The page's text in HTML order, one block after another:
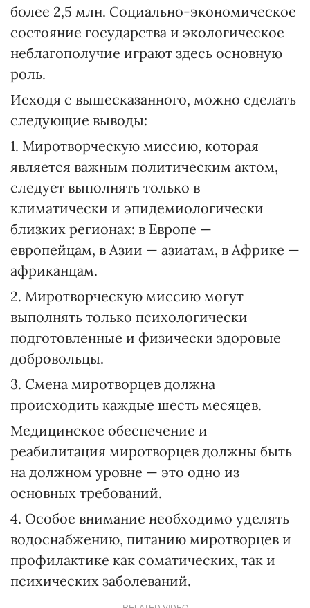
более 2,5 млн. Социально-экономическое
состояние государства и экологическое
неблагополучие играют здесь основную
роль.
Исходя с вышесказанного, можно сделать
следующие выводы:
1. Миротворческую миссию, которая
является важным политическим актом,
следует выполнять только в
климатически и эпидемиологически
близких регионах: в Европе —
европейцам, в Азии — азиатам, в Африке —
африканцам.
2. Миротворческую миссию могут
выполнять только психологически
подготовленные и физически здоровые
добровольцы.
3. Смена миротворцев должна
происходить каждые шесть месяцев.
Медицинское обеспечение и
реабилитация миротворцев должны быть
на должном уровне — это одно из
основных требований.
4. Особое внимание необходимо уделять
водоснабжению, питанию миротворцев и
профилактике как соматических, так и
психических заболеваний.